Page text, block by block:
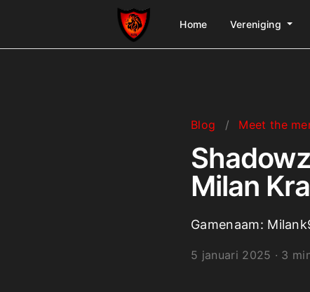
Home Vereniging
Blog / Meet the
Milan
Gamenaam:
5 januari 2025 · 3